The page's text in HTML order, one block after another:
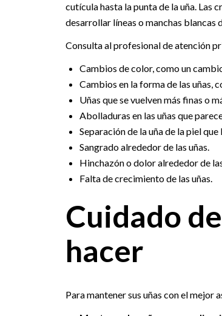
cutícula hasta la punta de la uña. Las
desarrollar líneas o manchas blancas
Consulta al profesional de atención
Cambios de color, como un
Cambios en la forma de las uñas,
Uñas que se vuelven más finas o
Abolladuras en las uñas que
Separación de la uña de la piel que
Sangrado alrededor de las uñas.
Hinchazón o dolor alrededor de
Falta de crecimiento de las uñas.
Cuidado
hacer
Para mantener sus uñas con el mejor